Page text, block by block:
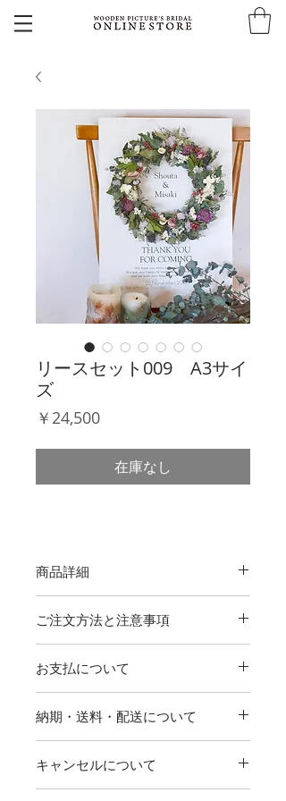
リースセット009 A3サイ
ズ
￥24,500価
在庫なし
商品詳細
す。こちらの商品は1点物となります
ので、全く同じ物の再販はございませ
ん。1枚目の写真はF-Lリース
（Green）とのセットイメージです。
背景のボードは、他の写真のデザイ
ン・カラーに変更可能ですので、ご注
「リースセットについて」
を必ずお読
みになりご購入ください。
ご注文方法と注意事項
となります。
商品到着後、お客様にてリースを
取り付けて頂く必要がございま
す。詳しくはご利用ガイド
スセットについて」をお読みくだ
さい。
お支払について
下記のクレジットカードがご利用いた
だけます。
詳しくはこちら
【商品代引き】
お荷物を受取の際に配送業者の担当者
納期・送料・配送について
で発送となります。
送料は全国一律（北海道・沖縄除
キャンセルについて